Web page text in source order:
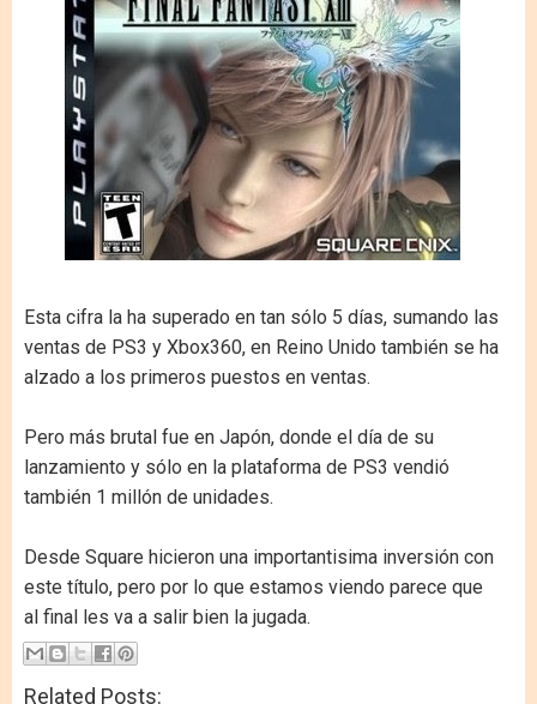
Esta cifra la ha superado en tan sólo 5 días, sumando las
ventas de PS3 y Xbox360, en Reino Unido también se ha
alzado a los primeros puestos en ventas.
Pero más brutal fue en Japón, donde el día de su
lanzamiento y sólo en la plataforma de PS3 vendió
también 1 millón de unidades.
Desde Square hicieron una importantisima inversión con
este título, pero por lo que estamos viendo parece que
al final les va a salir bien la jugada.
Related Posts: